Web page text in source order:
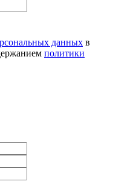
данных в
политики